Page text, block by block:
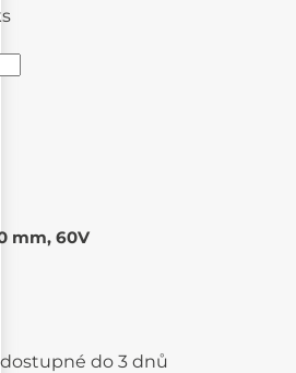
mm, 60V
do 3 dnů